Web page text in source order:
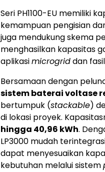
Seri PH1100-EU memiliki
kemampuan pengisian
juga mendukung skema
menghasilkan kapasitas
aplikasimicrogriddan
Bersamaan dengan
sistem baterai voltase
bertumpuk (stackable)
di lokasi proyek.
hingga 40,96 kWh.
LP3000 mudah
dapat menyesuaikan
kebutuhan melalui sistem